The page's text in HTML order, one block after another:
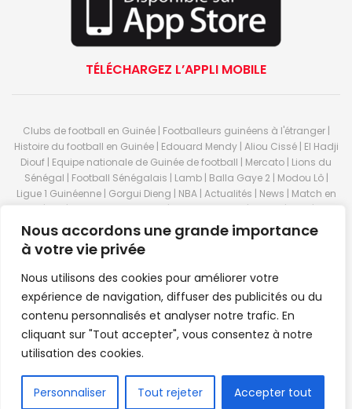
Nous accordons une grande importance
à votre vie privée
Nous utilisons des cookies pour améliorer votre
expérience de navigation, diffuser des publicités ou du
contenu personnalisés et analyser notre trafic. En
cliquant sur "Tout accepter", vous consentez à notre
utilisation des cookies.
Personnaliser Tout rejeter Accepter tout
TÉLÉCHARGEZ L’APPLI MOBILE
Clubs de football en Guinée | Footballeurs guinéens à l'étranger |
Histoire du football en Guinée | Edouard Mendy | Aliou Cissé | El Hadji
Diouf | Equipe nationale de Guinée de football | Mercato | Lions du
Sénégal | Football Sénégalais | Lamb | Balla Gaye 2 | Modou Lô |
Ligue 1 Guinéenne | Gorgui Dieng | NBA | Actualités | News | Match en
direct | But | Actualité au Guinée | Premier League | Ligue 1 | Liga | Serie
A | LSFP | Conakry | Guinée | Sport Guineen | Basket Guineens | Foot
Guineen | Handball Guinee | Match Guinee | Championnat Guinée |
Stade du 28 septembre | Coupe d'Afrique des nations de football |
Equipe de Guinee| Equipe national de Guinée | Senegal Equipe |
Guinée | Le Senegal | Dakar | Coupe de Guinée | Stade du 28
septembre | Foot Club | Sport Guinee | Sport Senegal | Paris Foot |
Sport en direct | Boxe | Sénégal Dakar | La Guinée | Live Sport | RTG |
Guinee en direct | Foot en direct | Foot direct | Eurosports | Football
direct | Vidéo | Télécharger Africasport | Clubs de football guinéens |
magazine theme byConfordev.
FR